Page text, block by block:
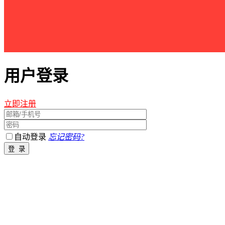
用户登录
立即注册
自动登录 忘记密码?